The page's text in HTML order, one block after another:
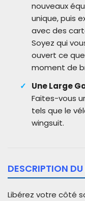
nouveaux
unique, puis
avec des
Soyez qui
ouvert ce
moment de
Une Large
Faites-vous
tels que le
wingsuit.
DESCRIPTION
Libérez votre côté